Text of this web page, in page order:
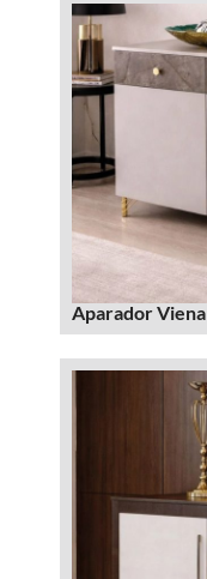
Aparador Viena